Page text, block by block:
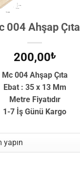
004 Ahşap Çıta
200,00₺
Mc 004 Ahşap Çıta
Ebat : 35 x 13 Mm
Metre Fiyatıdır
1-7 İş Günü Kargo